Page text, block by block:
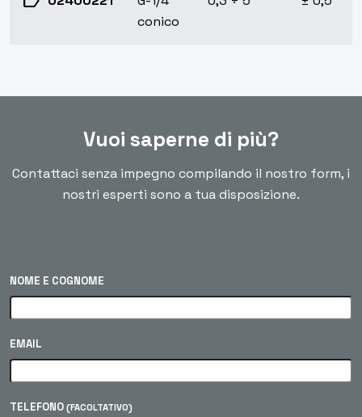
conico
Vuoi saperne di più?
Contattaci senza impegno compilando il nostro form, i
nostri esperti sono a tua disposizione.
NOME E COGNOME
EMAIL
TELEFONO (FACOLTATIVO)